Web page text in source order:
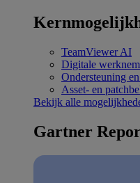
TeamViewer AI
Digitale
Ondersteuning
Asset- en
Bekijk alle
Gartner